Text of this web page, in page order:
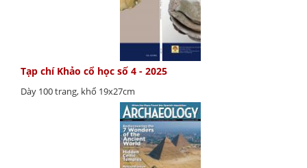
Tạp chí Khảo cổ học số 4 - 2025
Dày 100 trang, khổ 19x27cm